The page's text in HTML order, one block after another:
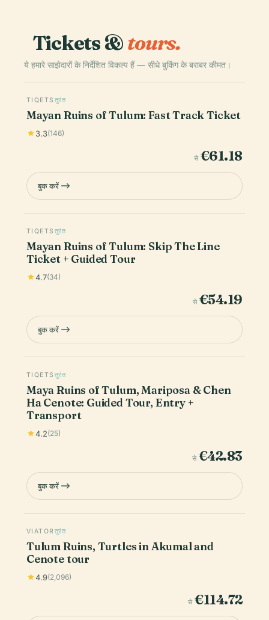
Tickets &tours.
ये हमारे साझेदारों के निर्देशित विकल्प हैं — सीधे बुकिंग के बराबर कीमत।
TIQETS तुरंत
Mayan Ruins of Tulum: Fast Track Ticket
3.3(146)
से €61.18
बुक करें
TIQETS तुरंत
Mayan Ruins of Tulum: Skip The Line
Ticket + Guided Tour
4.7(34)
से €54.19
बुक करें
TIQETS तुरंत
Maya Ruins of Tulum, Mariposa & Chen
Ha Cenote: Guided Tour, Entry +
Transport
4.2(25)
से €42.83
बुक करें
VIATOR तुरंत
Tulum Ruins, Turtles in Akumal and
Cenote tour
4.9(2,096)
से €114.72